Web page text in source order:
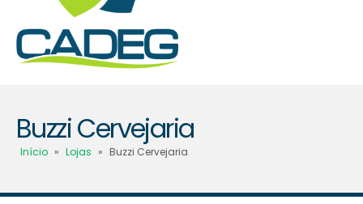
Buzzi Cervejaria
Início » Lojas » Buzzi Cervejaria